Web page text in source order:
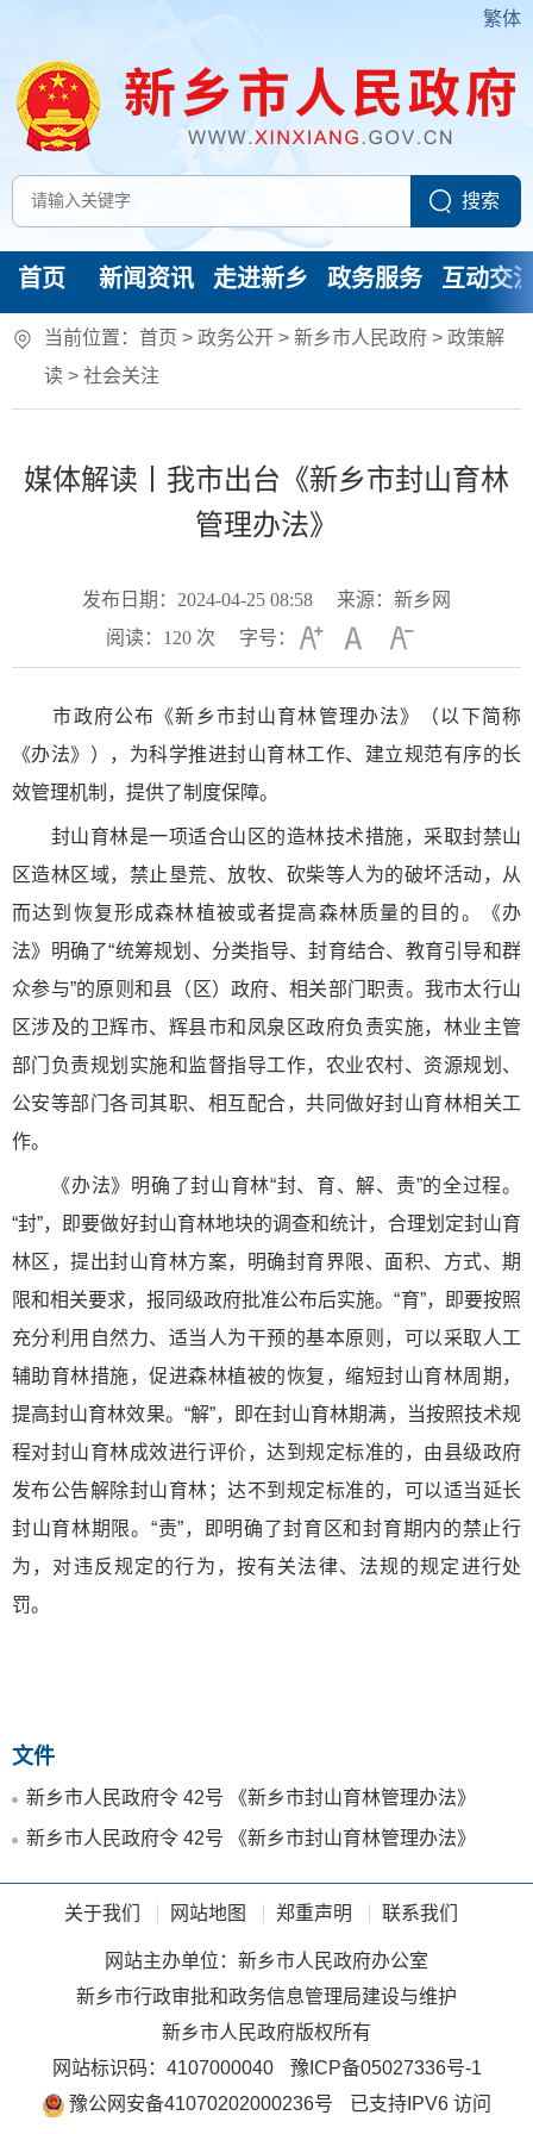
繁体
首页 新闻资讯 走进新乡 政务服务 互动交
当前位置： 首页 > 政务公开 > 新乡市人民政府 > 政策解
读 > 社会关注
媒体解读丨我市出台《新乡市封山育林
管理办法》
发布日期：2024-04-25 08:58
来源：新乡网
阅读： 120次 字号：
市政府公布《新乡市封山育林管理办法》（以下简称
《办法》），为科学推进封山育林工作、建立规范有序的长
效管理机制，提供了制度保障。
封山育林是一项适合山区的造林技术措施，采取封禁山
区造林区域，禁止垦荒、放牧、砍柴等人为的破坏活动，从
而达到恢复形成森林植被或者提高森林质量的目的。《办
法》明确了“统筹规划、分类指导、封育结合、教育引导和群
众参与”的原则和县（区）政府、相关部门职责。我市太行山
区涉及的卫辉市、辉县市和凤泉区政府负责实施，林业主管
部门负责规划实施和监督指导工作，农业农村、资源规划、
公安等部门各司其职、相互配合，共同做好封山育林相关工
作。
《办法》明确了封山育林“封、育、解、责”的全过程。
“封”，即要做好封山育林地块的调查和统计，合理划定封山育
林区，提出封山育林方案，明确封育界限、面积、方式、期
限和相关要求，报同级政府批准公布后实施。“育”，即要按照
充分利用自然力、适当人为干预的基本原则，可以采取人工
辅助育林措施，促进森林植被的恢复，缩短封山育林周期，
提高封山育林效果。“解”，即在封山育林期满，当按照技术规
程对封山育林成效进行评价，达到规定标准的，由县级政府
发布公告解除封山育林；达不到规定标准的，可以适当延长
封山育林期限。“责”，即明确了封育区和封育期内的禁止行
为，对违反规定的行为，按有关法律、法规的规定进行处
罚。
文件
新乡市人民政府令 42号 《新乡市封山育林管理办法》
新乡市人民政府令 42号 《新乡市封山育林管理办法》
关于我们 网站地图 郑重声明 联系我们
网站主办单位：新乡市人民政府办公室
新乡市行政审批和政务信息管理局建设与维护
新乡市人民政府版权所有
网站标识码：4107000040
豫ICP备05027336号-1
豫公网安备41070202000236号
已支持IPV6 访问